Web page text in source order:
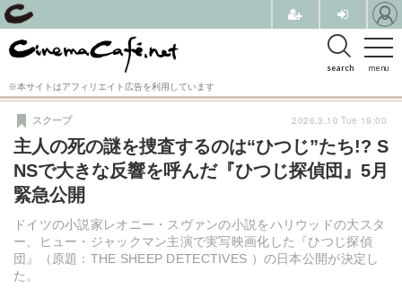
menu
search
※本サイトはアフィリエイト広告を利用しています
主人の死の謎を捜査するのは“ひつじ”たち!? S
NSで大きな反響を呼んだ『ひつじ探偵団』5月
緊急公開
ドイツの小説家レオニー・スヴァンの小説をハリウッドの大スタ
ー、ヒュー・ジャックマン主演で実写映画化した『ひつじ探偵
団』（原題：THE SHEEP DETECTIVES ）の日本公開が決定し
た。
スクープ 2026.3.10 Tue 19:00